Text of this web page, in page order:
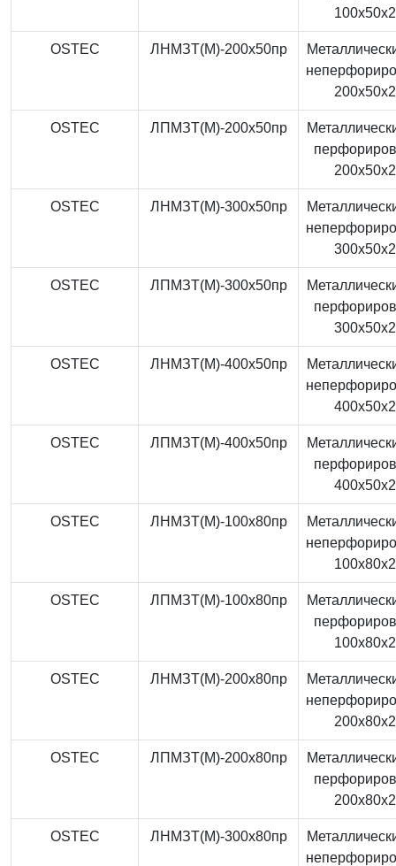
OSTEC ЛНМЗТ(М)-200x50пр
OSTEC ЛПМЗТ(М)-200x50пр
OSTEC ЛНМЗТ(М)-300x50пр
OSTEC ЛПМЗТ(М)-300x50пр
OSTEC ЛНМЗТ(М)-400x50пр
OSTEC ЛПМЗТ(М)-400x50пр
OSTEC ЛНМЗТ(М)-100x80пр
OSTEC ЛПМЗТ(М)-100x80пр
OSTEC ЛНМЗТ(М)-200x80пр
OSTEC ЛПМЗТ(М)-200x80пр
OSTEC ЛНМЗТ(М)-300x80пр